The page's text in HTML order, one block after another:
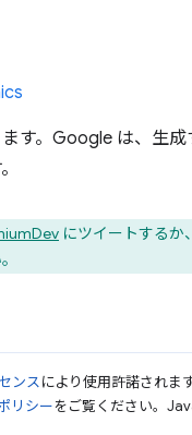
す。Google は、生成
にツイートするか、
ンスにより使用許諾されま
リシーをご覧ください。